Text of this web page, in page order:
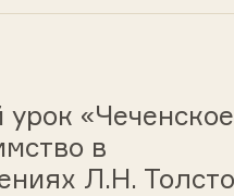
«Чеченское
в
Л.Н.